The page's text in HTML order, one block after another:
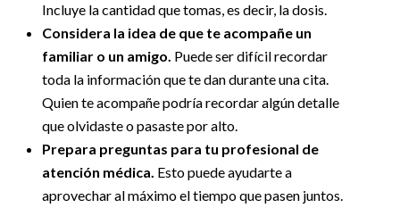
Incluye la cantidad que tomas, es decir, la dosis.
Considera la idea de que te acompañe un
familiar o un amigo. Puede ser difícil recordar
toda la información que te dan durante una cita.
Quien te acompañe podría recordar algún detalle
que olvidaste o pasaste por alto.
Prepara preguntas para tu profesional de
atención médica. Esto puede ayudarte a
aprovechar al máximo el tiempo que pasen juntos.